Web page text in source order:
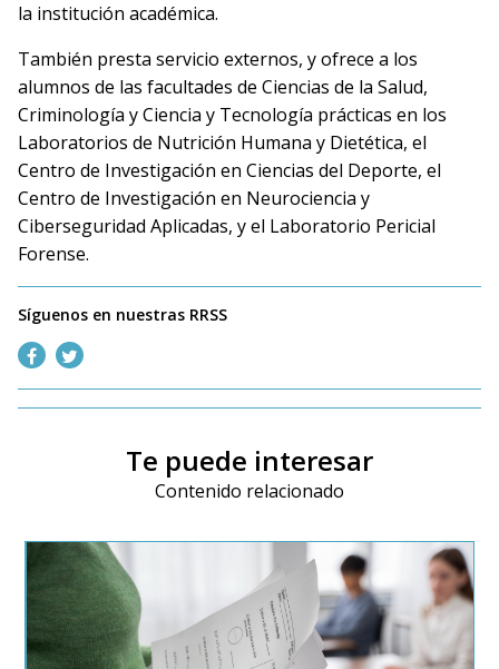
la institución académica.
También presta servicio externos, y ofrece a los
alumnos de las facultades de Ciencias de la Salud,
Criminología y Ciencia y Tecnología prácticas en los
Laboratorios de Nutrición Humana y Dietética, el
Centro de Investigación en Ciencias del Deporte, el
Centro de Investigación en Neurociencia y
Ciberseguridad Aplicadas, y el Laboratorio Pericial
Forense.
Síguenos en nuestras RRSS
Te puede interesar
Contenido relacionado